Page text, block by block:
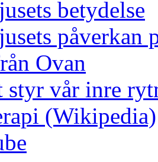
betydelse
påverkan
Ovan
styr vår inre
(Wikipedia)